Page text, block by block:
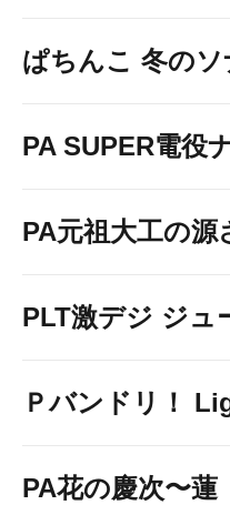
ぱちんこ 冬の
PA SUPER電役
PA元祖大工の源
PLT激デジ ジュ
Ｐバンドリ！
PA花の慶次〜蓮